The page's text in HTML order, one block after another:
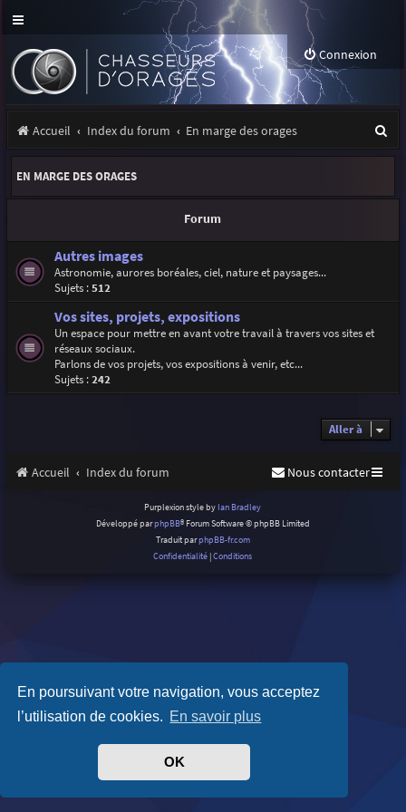
En poursuivant votre navigation, vous acceptez
l’utilisation de cookies. En savoir plus
OK
Connexion
Accueil Index du forum En marge des orages
e
e
EN MARGE DES ORAGES
Forum
Autres images
Astronomie, aurores boréales, ciel, nature et paysages...
Sujets :512
Vos sites, projets, expositions
Un espace pour mettre en avant votre travail à travers vos sites et
réseaux sociaux.
Parlons de vos projets, vos expositions à venir, etc...
Sujets :242
Aller à
Accueil Index du forum Nous contacter
Purplexion style by Ian Bradley
Développé parphpBB® Forum Software © phpBB Limited
Traduit parphpBB-fr.com
Confidentialité |Conditions